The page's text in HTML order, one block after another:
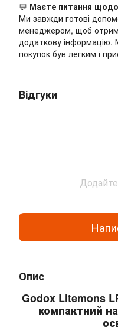
💬 Маєте питання
Ми завжди готові
менеджером, щоб
додаткову
покупок був легким і
Відгуки
Опис
Godox Litemons
компактний